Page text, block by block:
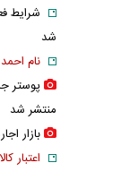
شرایط
شد
نام
پوستر
منتشر شد
بازار
اعتبار کالابرگ